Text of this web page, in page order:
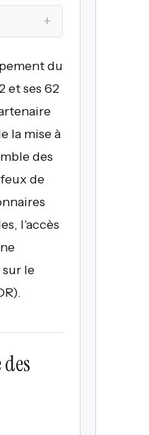
+
du
et ses 62
la mise à
des
de
l'accès
le